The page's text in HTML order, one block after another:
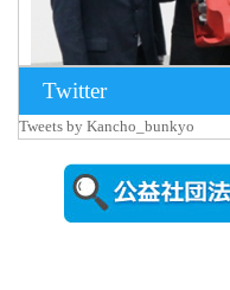
Twitter
Tweets by Kancho_bunkyo